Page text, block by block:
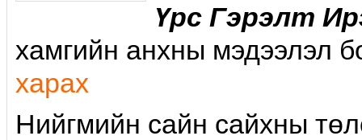
Үрс Гэрэлт
хамгийн анхны мэдээлэл
харах
Нийгмийн сайн сайхны